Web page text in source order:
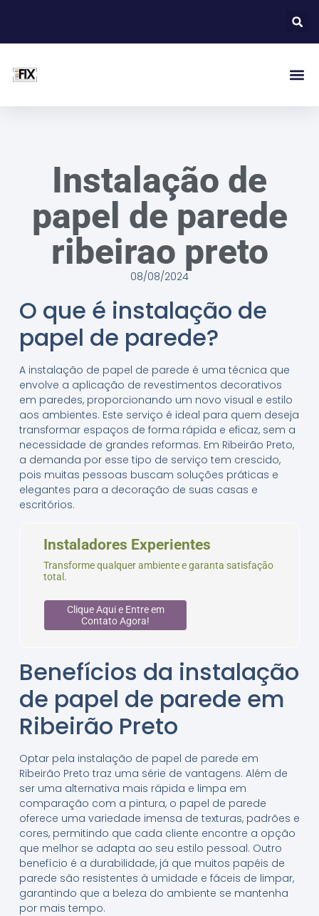
Instalação de
papel de parede
ribeirao preto
08/08/2024
O que é instalação de
papel de parede?
A instalação de papel de parede é uma técnica que
envolve a aplicação de revestimentos decorativos
em paredes, proporcionando um novo visual e estilo
aos ambientes. Este serviço é ideal para quem deseja
transformar espaços de forma rápida e eficaz, sem a
necessidade de grandes reformas. Em Ribeirão Preto,
a demanda por esse tipo de serviço tem crescido,
pois muitas pessoas buscam soluções práticas e
elegantes para a decoração de suas casas e
escritórios.
Instaladores Experientes
Transforme qualquer ambiente e garanta satisfação
total.
Clique Aqui e Entre em
Contato Agora!
Benefícios da instalação
de papel de parede em
Ribeirão Preto
Optar pela instalação de papel de parede em
Ribeirão Preto traz uma série de vantagens. Além de
ser uma alternativa mais rápida e limpa em
comparação com a pintura, o papel de parede
oferece uma variedade imensa de texturas, padrões e
cores, permitindo que cada cliente encontre a opção
que melhor se adapta ao seu estilo pessoal. Outro
benefício é a durabilidade, já que muitos papéis de
parede são resistentes à umidade e fáceis de limpar,
garantindo que a beleza do ambiente se mantenha
por mais tempo.